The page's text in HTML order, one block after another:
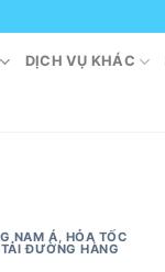
DỊCH VỤ KHÁC
NAM Á, HỎA TỐC
ĐƯỜNG HÀNG